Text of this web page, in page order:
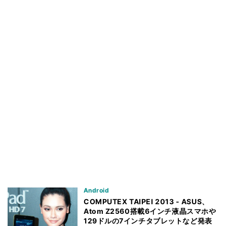
Android
COMPUTEX TAIPEI 2013 - ASUS、
Atom Z2560搭載6インチ液晶スマホや
129ドルの7インチタブレットなど発表